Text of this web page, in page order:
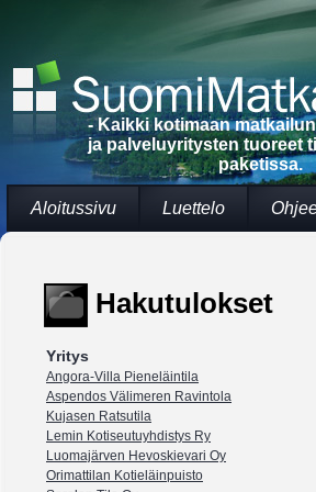
- Kaikki kotimaan
ja palveluyritysten tuoreet
paketissa.
Aloitussivu Luettelo
Hakutulokset
Yritys
Angora-Villa Pieneläintila
Aspendos Välimeren Ravintola
Kujasen Ratsutila
Lemin Kotiseutuyhdistys Ry
Luomajärven Hevoskievari Oy
Orimattilan Kotieläinpuisto